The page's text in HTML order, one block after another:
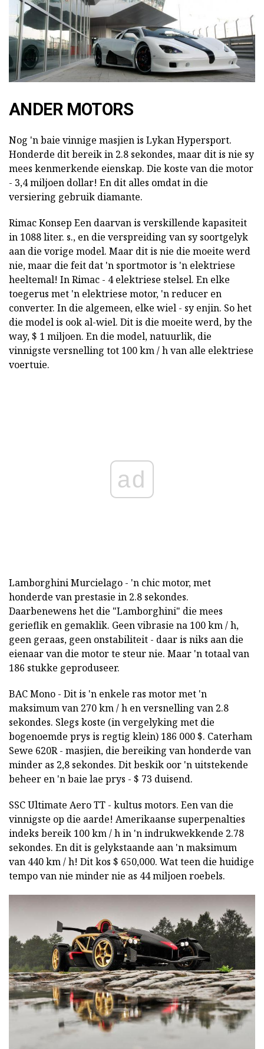
ANDER MOTORS
Nog 'n baie vinnige masjien is Lykan Hypersport.
Honderde dit bereik in 2.8 sekondes, maar dit is nie sy
mees kenmerkende eienskap. Die koste van die motor
- 3,4 miljoen dollar! En dit alles omdat in die
versiering gebruik diamante.
Rimac Konsep Een daarvan is verskillende kapasiteit
in 1088 liter. s., en die verspreiding van sy soortgelyk
aan die vorige model. Maar dit is nie die moeite werd
nie, maar die feit dat 'n sportmotor is 'n elektriese
heeltemal! In Rimac - 4 elektriese stelsel. En elke
toegerus met 'n elektriese motor, 'n reducer en
converter. In die algemeen, elke wiel - sy enjin. So het
die model is ook al-wiel. Dit is die moeite werd, by the
way, $ 1 miljoen. En die model, natuurlik, die
vinnigste versnelling tot 100 km / h van alle elektriese
voertuie.
ad
Lamborghini Murcielago - 'n chic motor, met
honderde van prestasie in 2.8 sekondes.
Daarbenewens het die "Lamborghini" die mees
gerieflik en gemaklik. Geen vibrasie na 100 km / h,
geen geraas, geen onstabiliteit - daar is niks aan die
eienaar van die motor te steur nie. Maar 'n totaal van
186 stukke geproduseer.
BAC Mono - Dit is 'n enkele ras motor met 'n
maksimum van 270 km / h en versnelling van 2.8
sekondes. Slegs koste (in vergelyking met die
bogenoemde prys is regtig klein) 186 000 $. Caterham
Sewe 620R - masjien, die bereiking van honderde van
minder as 2,8 sekondes. Dit beskik oor 'n uitstekende
beheer en 'n baie lae prys - $ 73 duisend.
SSC Ultimate Aero TT - kultus motors. Een van die
vinnigste op die aarde! Amerikaanse superpenalties
indeks bereik 100 km / h in 'n indrukwekkende 2.78
sekondes. En dit is gelykstaande aan 'n maksimum
van 440 km / h! Dit kos $ 650,000. Wat teen die huidige
tempo van nie minder nie as 44 miljoen roebels.